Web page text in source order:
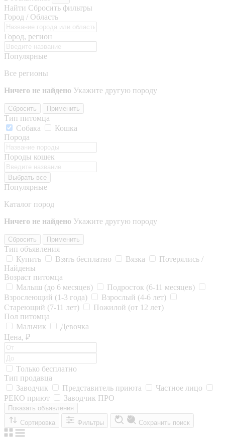
Найти Сбросить фильтры
Город / Область
Город, регион
Популярные
Все регионы
Ничего не найдено Укажите другую породу
Сбросить Применить
Тип питомца
Собака
Кошка
Порода
Породы кошек
Выбрать все
Популярные
Каталог пород
Ничего не найдено Укажите другую породу
Сбросить Применить
Тип объявления
Купить
Взять бесплатно Вязка
Потерялись /
Найдены
Возраст питомца
Малыш (до 6 месяцев)
Подросток (6-11 месяцев)
Взрослеющий (1-3 года)
Взрослый (4-6 лет)
Стареющий (7-11 лет)
Пожилой (от 12 лет)
Пол питомца
Мальчик
Девочка
Цена, ₽
Только бесплатно
Тип продавца
Заводчик
Представитель приюта
Частное лицо
РЕКО приют
Заводчик ПРО
Показать объявления
Сортировка
Фильтры Сохранить поиск